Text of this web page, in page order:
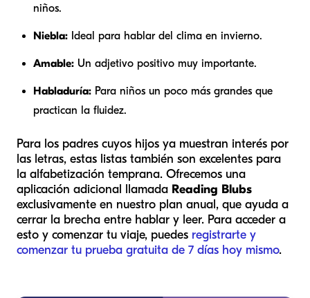
niños.
Niebla: Ideal para hablar del clima en invierno.
Amable: Un adjetivo positivo muy importante.
Habladuría: Para niños un poco más grandes que
practican la fluidez.
Para los padres cuyos hijos ya muestran interés por
las letras, estas listas también son excelentes para
la alfabetización temprana. Ofrecemos una
aplicación adicional llamada Reading Blubs
exclusivamente en nuestro plan anual, que ayuda a
cerrar la brecha entre hablar y leer. Para acceder a
esto y comenzar tu viaje, puedes registrarte y
comenzar tu prueba gratuita de 7 días hoy mismo.